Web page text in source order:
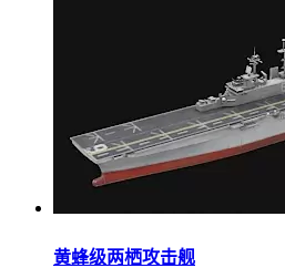
黄蜂级两栖攻击舰